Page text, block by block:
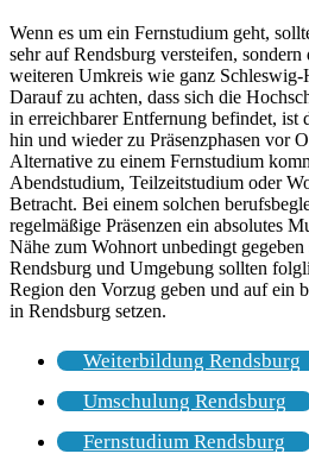
Wenn es um ein Fernstudium geht,
sehr auf Rendsburg versteifen, sondern
weiteren Umkreis wie ganz
Darauf zu achten, dass sich die
in erreichbarer Entfernung befindet, ist
hin und wieder zu Präsenzphasen vor
Alternative zu einem Fernstudium
Abendstudium, Teilzeitstudium oder
Betracht. Bei einem solchen
regelmäßige Präsenzen ein absolutes
Nähe zum Wohnort unbedingt
Rendsburg und Umgebung sollten
Region den Vorzug geben und auf ein
in Rendsburg setzen.
Weiterbildung Rendsburg
Umschulung Rendsburg
Fernstudium Rendsburg